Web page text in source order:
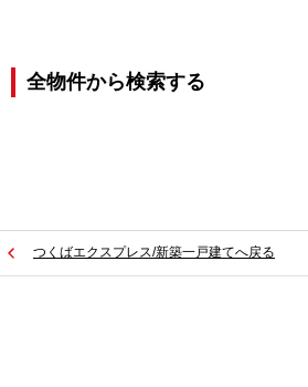
全物件から検索する
つくばエクスプレス/新築一戸建てへ戻る